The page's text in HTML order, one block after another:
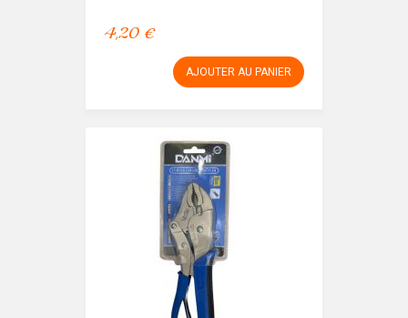
4,20 €
AJOUTER AU PANIER